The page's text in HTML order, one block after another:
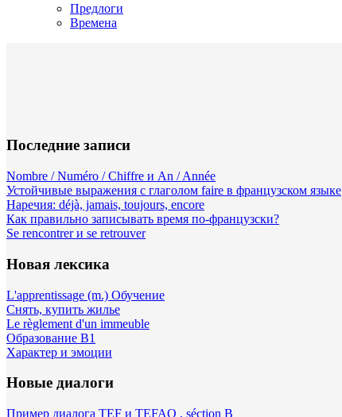
Предлоги
Времена
Последние записи
Nombre / Numéro / Chiffre и An / Année
Устойчивые выражения с глаголом faire в французском языке
Наречия: déjà, jamais, toujours, encore
Как правильно записывать время по-французски?
Se rencontrer и se retrouver
Новая лексика
L'apprentissage (m.) Обучение
Снять, купить жилье
Le règlement d'un immeuble
Образование B1
Характер и эмоции
Новые диалоги
Пример диалога TEF и TEFAQ , séction B